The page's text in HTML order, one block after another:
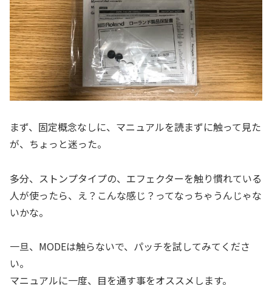
まず、固定概念なしに、マニュアルを読まずに触って見た
が、ちょっと迷った。
多分、ストンプタイプの、エフェクターを触り慣れている
人が使ったら、え？こんな感じ？ってなっちゃうんじゃな
いかな。
一旦、MODEは触らないで、パッチを試してみてくださ
い。
マニュアルに一度、目を通す事をオススメします。